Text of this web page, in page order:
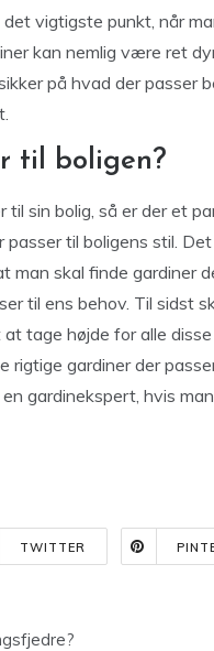
vigtigste punkt, når
kan nemlig være ret
på hvad der
til boligen?
til sin bolig, så er der et
passer til boligens stil.
man skal finde gardiner
til ens behov. Til sidst
tage højde for alle
rigtige gardiner der
gardinekspert, hvis
TWITTER